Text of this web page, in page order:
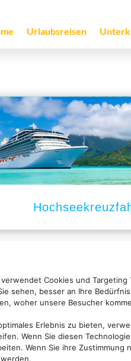
verwendet Cookies und
sehen, besser an Ihre
woher unsere Besucher
Erlebnis zu bieten,
Wenn Sie diesen
Wenn Sie ihre
Urlaubsreisen